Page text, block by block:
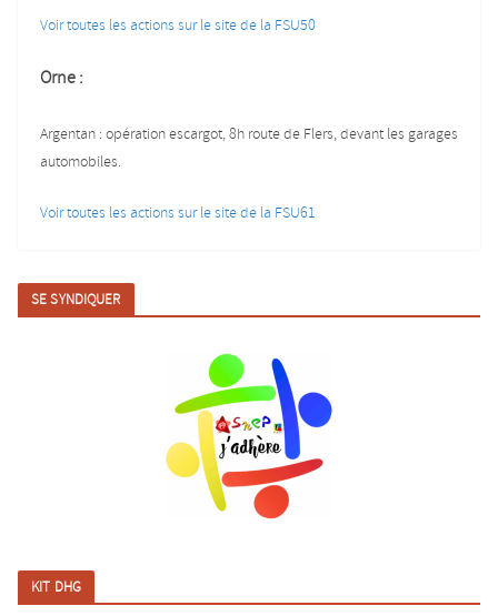
Voir toutes les actions sur le site de la FSU50
Orne :
Argentan : opération escargot, 8h route de Flers, devant les garages
automobiles.
Voir toutes les actions sur le site de la FSU61
SE SYNDIQUER
KIT DHG